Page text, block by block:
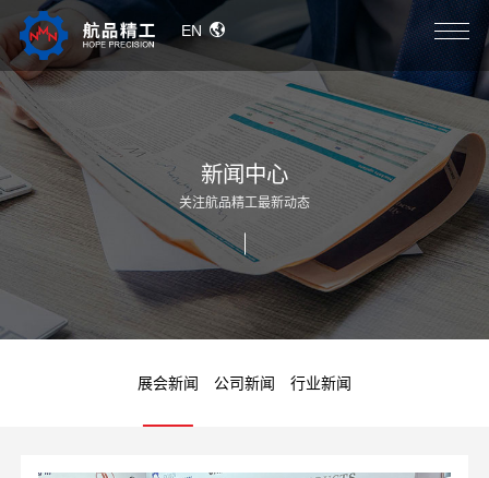
EN
新闻中心
关注航品精工最新动态
展会新闻 公司新闻 行业新闻